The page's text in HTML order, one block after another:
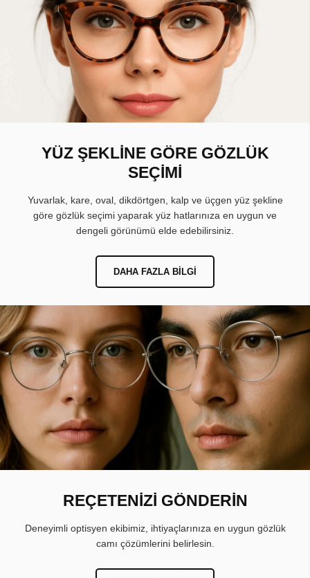
YÜZ ŞEKLİNE GÖRE GÖZLÜK
SEÇİMİ
Yuvarlak, kare, oval, dikdörtgen, kalp ve üçgen yüz şekline
göre gözlük seçimi yaparak yüz hatlarınıza en uygun ve
dengeli görünümü elde edebilirsiniz.
DAHA FAZLA BILGI
REÇETENİZİ GÖNDERİN
Deneyimli optisyen ekibimiz, ihtiyaçlarınıza en uygun gözlük
camı çözümlerini belirlesin.